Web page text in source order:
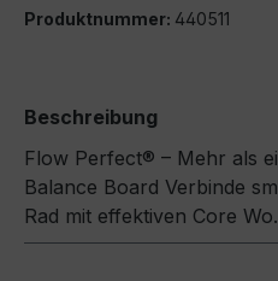
Produktnummer: 440511
Beschreibung
Flow Perfect® – Mehr als
Balance Board Verbinde
Rad mit effektiven Core